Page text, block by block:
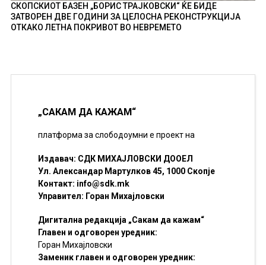
СКОПСКИОТ БАЗЕН „БОРИС ТРАЈКОВСКИ“ ЌЕ БИДЕ
ЗАТВОРЕН ДВЕ ГОДИНИ ЗА ЦЕЛОСНА РЕКОНСТРУКЦИЈА
ОТКАКО ЛЕТНА ПОКРИВОТ ВО НЕВРЕМЕТО
„САКАМ ДА КАЖАМ“
платформа за слободоумни е проект на
Издавач: СДК МИХАЈЛОВСКИ ДООЕЛ
Ул. Александар Мартулков 45, 1000 Скопје
Контакт: info@sdk.mk
Управител: Горан Михајловски
Дигитална редакција „Сакам да кажам“
Главен и одговорен уредник:
Горан Михајловски
Заменик главен и одговорен уредник: